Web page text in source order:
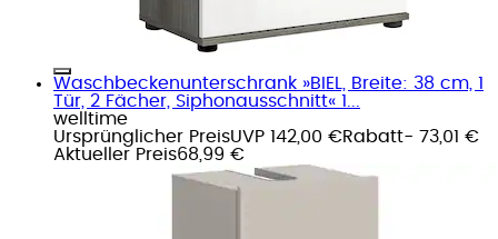
Waschbeckenunterschrank »BIEL, Breite: 38 cm, 1
Tür, 2 Fächer, Siphonausschnitt« 1...
welltime
Ursprünglicher PreisUVP 142,00 €Rabatt- 73,01 €
Aktueller Preis68,99 €